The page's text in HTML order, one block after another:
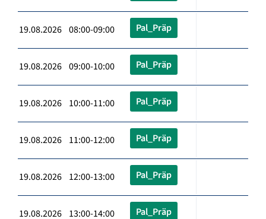
19.08.2026 08:00-09:00 Pal_Präp
19.08.2026 09:00-10:00 Pal_Präp
19.08.2026 10:00-11:00 Pal_Präp
19.08.2026 11:00-12:00 Pal_Präp
19.08.2026 12:00-13:00 Pal_Präp
19.08.2026 13:00-14:00 Pal_Präp